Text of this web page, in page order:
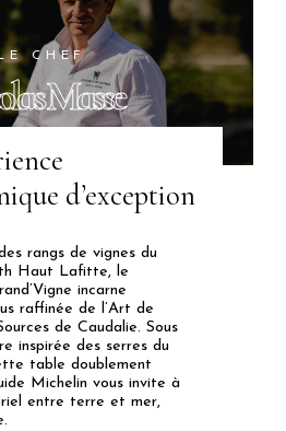
LE CHEF
Masse
d’exception
rangs de vignes du
Haut Lafitte, le
incarne
raffinée de l’Art de
de Caudalie. Sous
inspirée des serres du
table doublement
Michelin vous invite à
entre terre et mer,